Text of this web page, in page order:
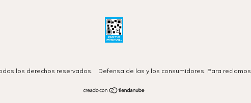
los derechos reservados. Defensa de las y los consumidores. Para reclamos